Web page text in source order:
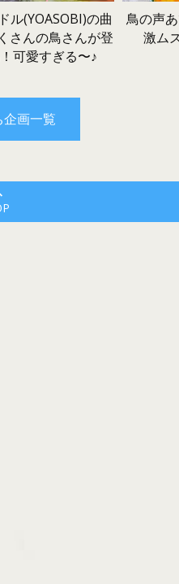
ル(YOASOBI)の曲
さんの鳥さんが登
可愛すぎる〜♪
鳥の声
激ム
企画一覧